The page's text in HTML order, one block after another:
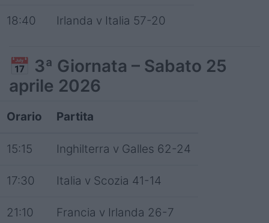
18:40 Irlanda v Italia 57-20
📅 3ª Giornata – Sabato 25
aprile 2026
Orario Partita
15:15 Inghilterra v Galles 62-24
17:30 Italia v Scozia 41-14
21:10 Francia v Irlanda 26-7